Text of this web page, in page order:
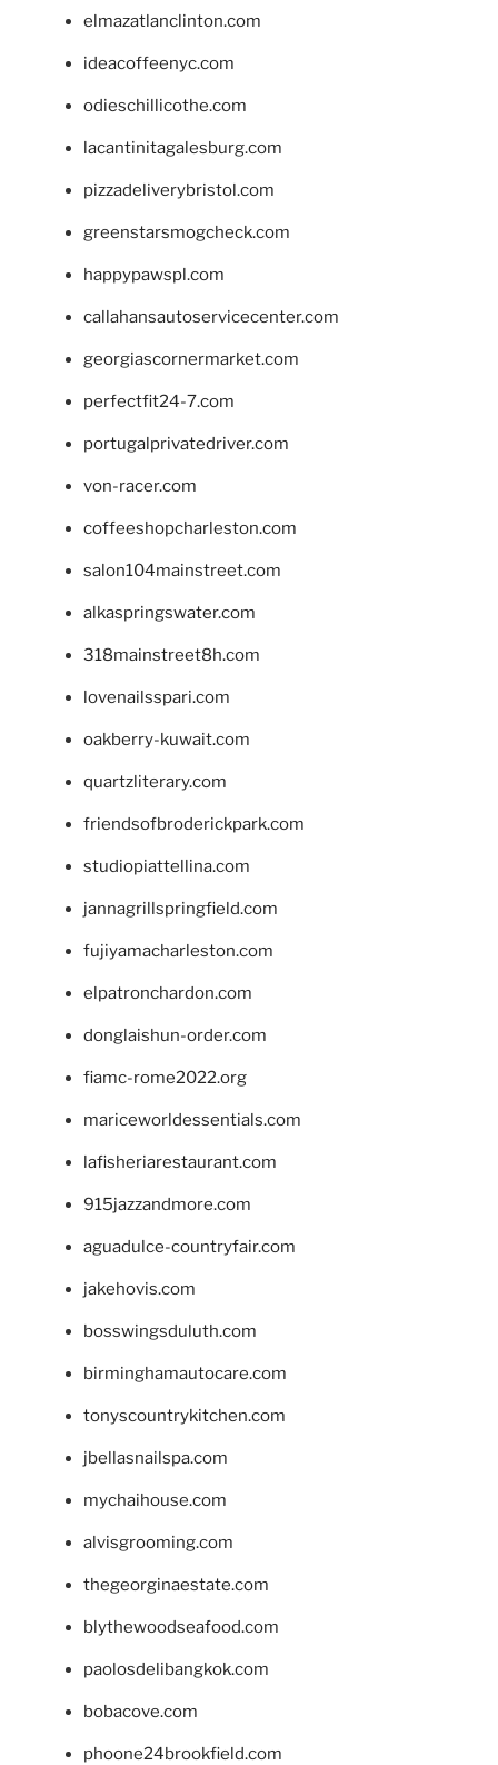
elmazatlanclinton.com
ideacoffeenyc.com
odieschillicothe.com
lacantinitagalesburg.com
pizzadeliverybristol.com
greenstarsmogcheck.com
happypawspl.com
callahansautoservicecenter.com
georgiascornermarket.com
perfectfit24-7.com
portugalprivatedriver.com
von-racer.com
coffeeshopcharleston.com
salon104mainstreet.com
alkaspringswater.com
318mainstreet8h.com
lovenailsspari.com
oakberry-kuwait.com
quartzliterary.com
friendsofbroderickpark.com
studiopiattellina.com
jannagrillspringfield.com
fujiyamacharleston.com
elpatronchardon.com
donglaishun-order.com
fiamc-rome2022.org
mariceworldessentials.com
lafisheriarestaurant.com
915jazzandmore.com
aguadulce-countryfair.com
jakehovis.com
bosswingsduluth.com
birminghamautocare.com
tonyscountrykitchen.com
jbellasnailspa.com
mychaihouse.com
alvisgrooming.com
thegeorginaestate.com
blythewoodseafood.com
paolosdelibangkok.com
bobacove.com
phoone24brookfield.com